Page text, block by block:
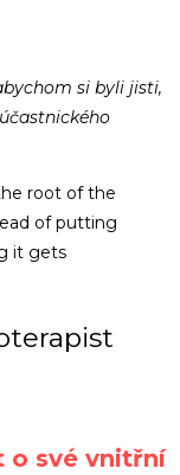
si byli jisti,
root of the
of putting
it gets
o své vnitřní